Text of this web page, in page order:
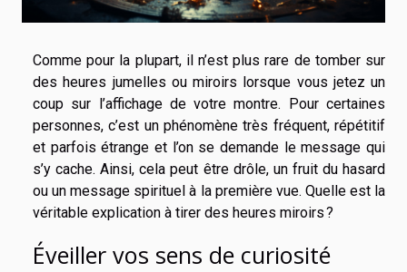
Comme pour la plupart, il n’est plus rare de tomber sur
des heures jumelles ou miroirs lorsque vous jetez un
coup sur l’affichage de votre montre. Pour certaines
personnes, c’est un phénomène très fréquent, répétitif
et parfois étrange et l’on se demande le message qui
s’y cache. Ainsi, cela peut être drôle, un fruit du hasard
ou un message spirituel à la première vue. Quelle est la
véritable explication à tirer des heures miroirs ?
Éveiller vos sens de curiosité